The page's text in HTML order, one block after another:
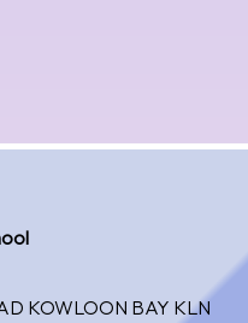
KOWLOON BAY KLN